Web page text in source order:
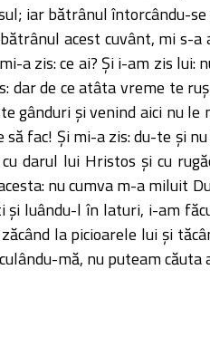
iar bătrânul întorcându-
acest cuvânt, mi
a zis: ce ai? Şi i-am zis lui:
de ce atâta vreme te
gânduri şi venind aici nu
fac! Şi mi-a zis: du-te şi
darul lui Hristos şi cu
nu cumva m-a miluit
luându-l în laturi, i-am
la picioarele lui şi
mă, nu puteam